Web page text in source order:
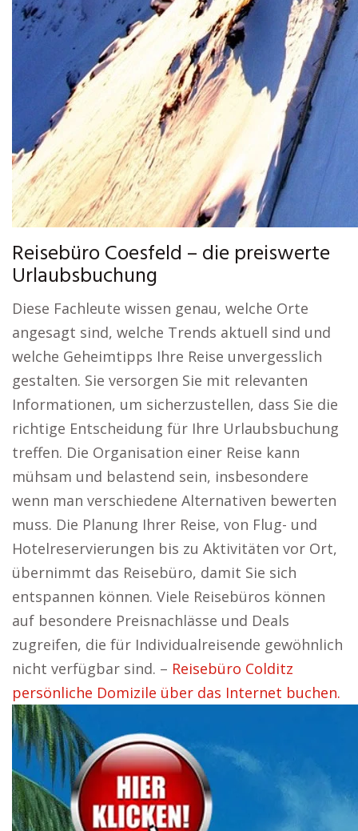
Reisebüro Coesfeld – die preiswerte
Urlaubsbuchung
Diese Fachleute wissen genau, welche Orte
angesagt sind, welche Trends aktuell sind und
welche Geheimtipps Ihre Reise unvergesslich
gestalten. Sie versorgen Sie mit relevanten
Informationen, um sicherzustellen, dass Sie die
richtige Entscheidung für Ihre Urlaubsbuchung
treffen. Die Organisation einer Reise kann
mühsam und belastend sein, insbesondere
wenn man verschiedene Alternativen bewerten
muss. Die Planung Ihrer Reise, von Flug- und
Hotelreservierungen bis zu Aktivitäten vor Ort,
übernimmt das Reisebüro, damit Sie sich
entspannen können. Viele Reisebüros können
auf besondere Preisnachlässe und Deals
zugreifen, die für Individualreisende gewöhnlich
nicht verfügbar sind. – Reisebüro Colditz
persönliche Domizile über das Internet buchen.